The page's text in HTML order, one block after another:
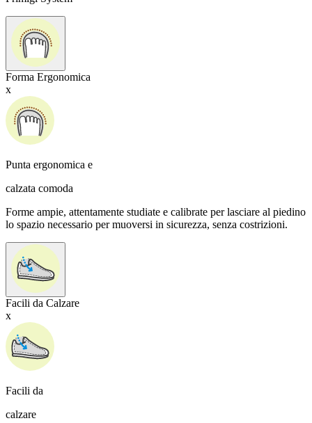
Forma Ergonomica
x
Punta ergonomica e
calzata comoda
Forme ampie, attentamente studiate e calibrate per lasciare al piedino
lo spazio necessario per muoversi in sicurezza, senza costrizioni.
Facili da Calzare
x
Facili da
calzare